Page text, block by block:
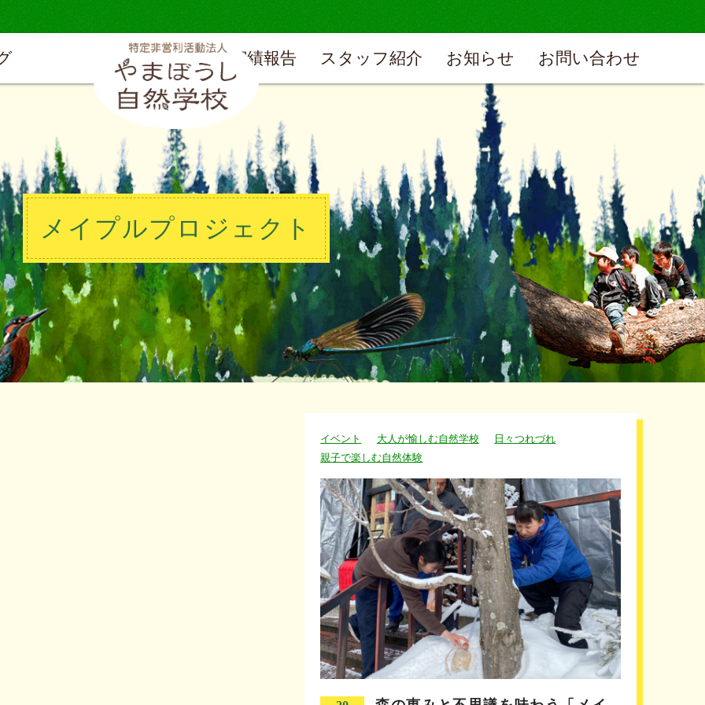
実績報告 スタッフ紹介 お知らせ お問い合わせ
メイプルプロジェクト
イベント 大人が愉しむ自然学校
日々つれづれ
親子で楽しむ自然体験